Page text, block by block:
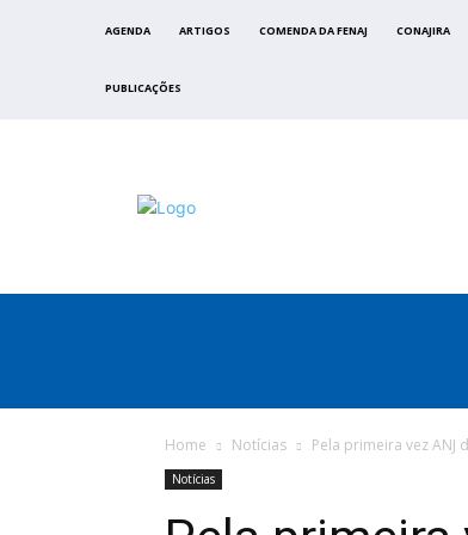
AGENDA ARTIGOS COMENDA DA FENAJ CONAJIRA
PUBLICAÇÕES
Home Notícias Pela primeira vez
Notícias